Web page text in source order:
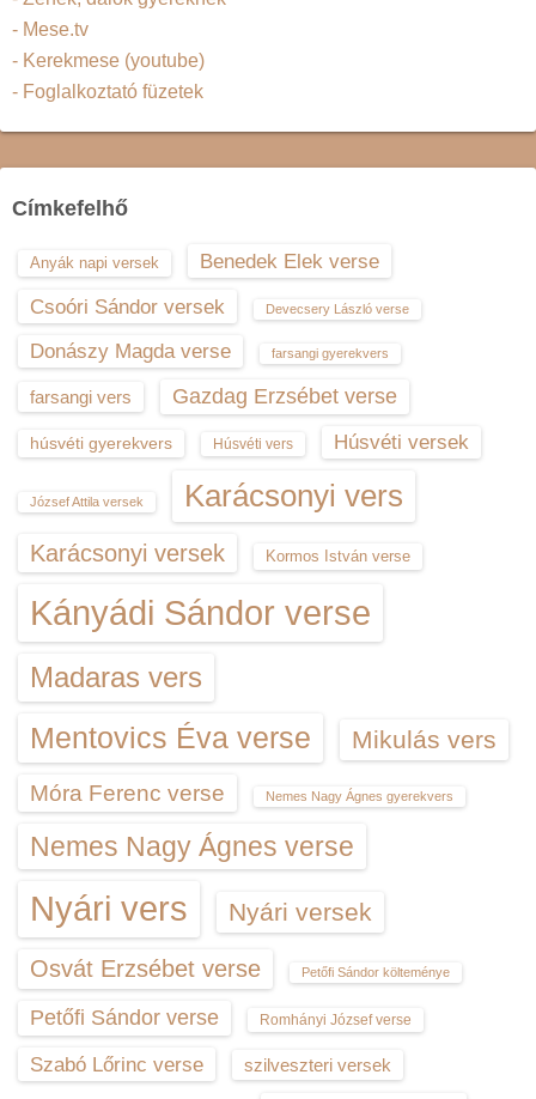
- Mese.tv
- Kerekmese (youtube)
- Foglalkoztató füzetek
Címkefelhő
Anyák napi versek
Benedek Elek verse
Csoóri Sándor versek
Devecsery László verse
Donászy Magda verse farsangi gyerekvers
farsangi vers Gazdag Erzsébet verse
húsvéti gyerekvers Húsvéti vers Húsvéti versek
József Attila versek Karácsonyi vers
Karácsonyi versek Kormos István verse
Kányádi Sándor verse
Madaras vers
Mentovics Éva verse Mikulás vers
Móra Ferenc verse Nemes Nagy Ágnes gyerekvers
Nemes Nagy Ágnes verse
Nyári vers Nyári versek
Osvát Erzsébet verse Petőfi Sándor költeménye
Petőfi Sándor verse Romhányi József verse
Szabó Lőrinc verse szilveszteri versek